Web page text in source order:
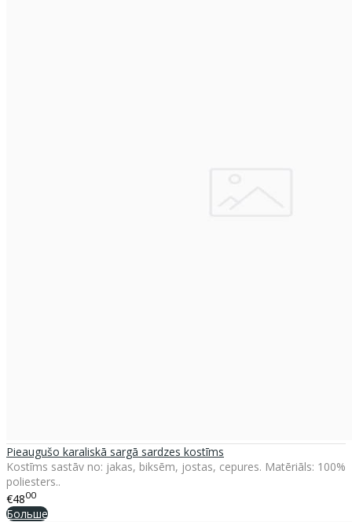
Pieaugušo karaliskā sargā sardzes kostīms
Kostīms sastāv no: jakas, biksēm, jostas, cepures. Matēriāls: 100%
poliesters..
€4800
Больше